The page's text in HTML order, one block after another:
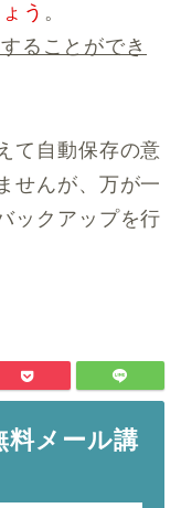
う 。
ることができ
て自動保存の意
せんが、万が一
ックアップを行
料メール講